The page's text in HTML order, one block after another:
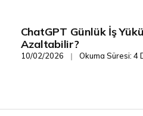
Dijital Dönüşüm
ChatGPT Günlük İş
Azaltabilir?
10/02/2026 ❘ Okuma Süresi: 4